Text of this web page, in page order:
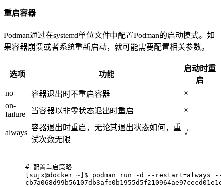
重启容器
Podman通过在systemd单位文件中配置Podman的启动模式。如
果容器崩溃或者系统重新启动，就可能需要配置相关参数。
选项 功能
启动时重
启
no
容器退出时不重启容器
×
on-
failure
当容器以非零状态退出时重启 ×
always
容器退出时重启，无论其退出状态如何，重
试次数无限
√
# 配置重启策略
[sujx@docker ~]$ podman run -d --restart=always --